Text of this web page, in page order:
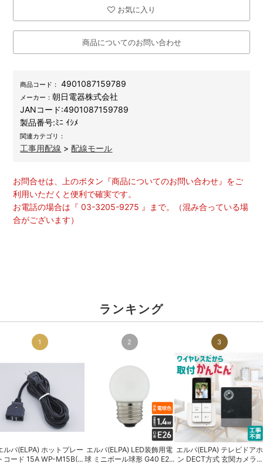
お気に入り
商品についてのお問い合わせ
商品コード： 4901087159789
メーカー：朝日電器株式会社
JANコード:4901087159789
製品番号:ﾐﾆ ｲｼﾒ
関連カテゴリ：
工事用配線 >配線モール
お問合せは、上のボタン『商品についてのお問い合わせ』をご
利用いただくと便利で確実です。
お電話の場合は『 03-3205-9275 』まで。（混み合っている場
合がございます）
ランキング
1
ルパ(ELPA) ホットプレー
コード 15A WP-M15B(...
2
エルパ(ELPA) LED装飾用電
球 ミニボール球形 G40 E2...
3
エルパ(ELPA) テレビドアホ
ン DECT方式 玄関カメラ...